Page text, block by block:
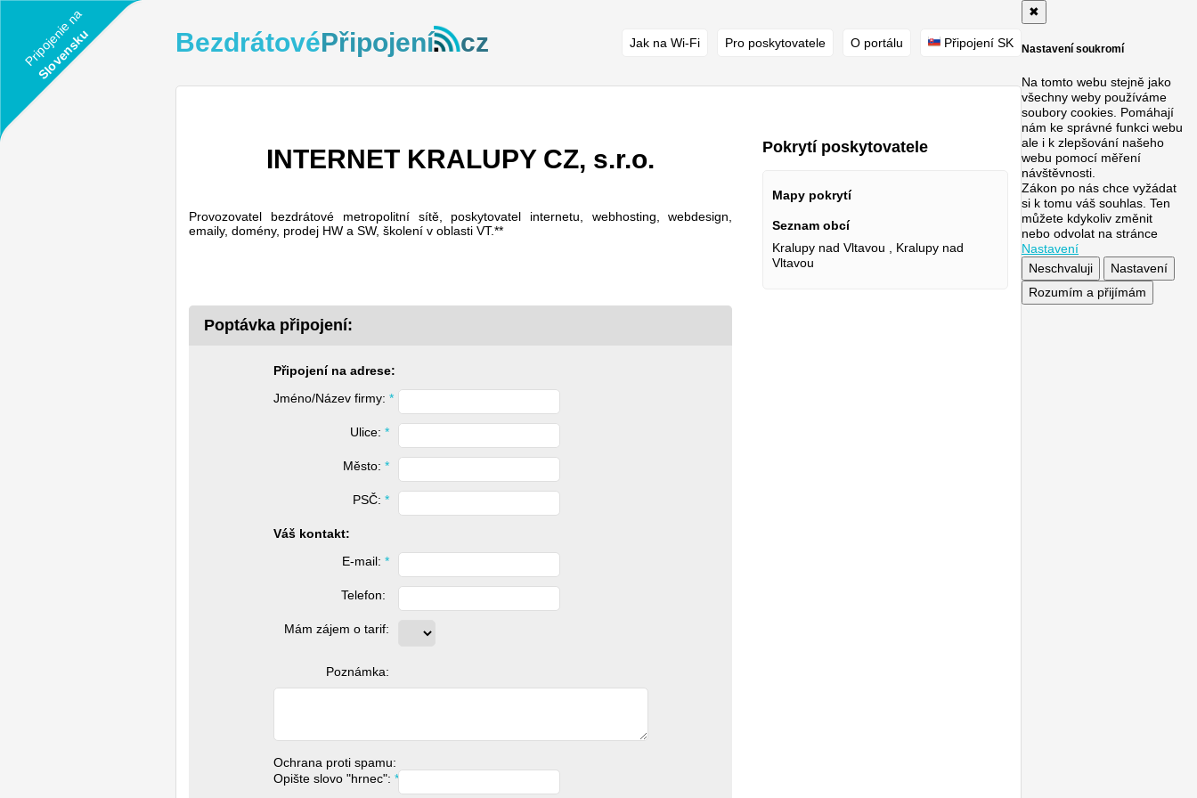
Pripojenie na
Slovensku BezdrátovéPřipojení cz Jak na Wi-Fi Pro poskytovatele O portálu Připojení SK
Pokrytí poskytovatele
Mapy pokrytí
Seznam obcí
Kralupy nad Vltavou , Kralupy nad
Vltavou
INTERNET KRALUPY CZ, s.r.o.
Provozovatel bezdrátové metropolitní sítě, poskytovatel internetu, webhosting, webdesign,
emaily, domény, prodej HW a SW, školení v oblasti VT.**
Poptávka připojení:
Připojení na adrese:
Jméno/Název firmy: *
Ulice: *
Město: *
PSČ: *
Váš kontakt:
E-mail: *
Telefon:
Mám zájem o tarif:
Poznámka:
Ochrana proti spamu:
Opište slovo "hrnec": *
✖
Nastavení soukromí
Na tomto webu stejně jako
všechny weby používáme
soubory cookies. Pomáhají
nám ke správné funkci webu
ale i k zlepšování našeho
webu pomocí měření
návštěvnosti.
Zákon po nás chce vyžádat
si k tomu váš souhlas. Ten
můžete kdykoliv změnit
nebo odvolat na stránce
Nastavení
Neschvaluji
Nastavení
Rozumím a přijímám